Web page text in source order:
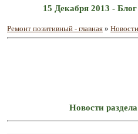
15 Декабря 2013 -
Ремонт позитивный - главная »
Новости